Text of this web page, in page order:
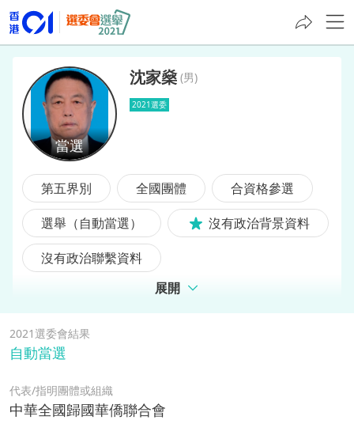
沈家燊
沈家燊 (男)
2021選委
第五界別 全國團體
合資格參選
選舉（自動當選）
沒有政治背景資料
沒有政治聯繫資料
展開
2021選委會結果
自動當選
代表/指明團體或組織
中華全國歸國華僑聯合會